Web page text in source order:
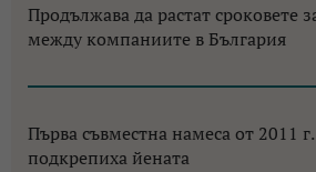
Продължава да растат сроковете
между компаниите в България
Първа съвместна намеса от 2011
подкрепиха йената